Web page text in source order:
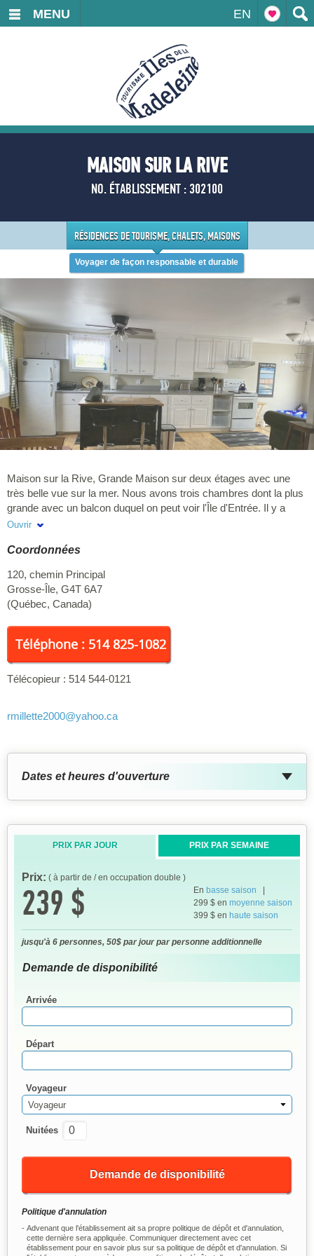
EN
MENU
MAISON SUR LA RIVE
NO. ÉTABLISSEMENT : 302100
RÉSIDENCES DE TOURISME, CHALETS, MAISONS
Voyager de façon responsable et durable
Maison sur la Rive, Grande Maison sur deux étages avec une
très belle vue sur la mer. Nous avons trois chambres dont la plus
grande avec un balcon duquel on peut voir l'Île d'Entrée. Il y a
aussi 2 patios desquels on voit l'Île Brion au nord. Vous pourrez y
plus proche est celle de la Dune-du-Nord située à proximité
Une autre superbe plage est la Grande-Échouerie à Old-Harry
environ 10 minutes en voiture. Nous avons aussi accès à l'eau au
bout du terrain. Les animaux ne sont pas acceptés.
Ouvrir
Coordonnées
120, chemin Principal
Grosse-Île, G4T 6A7
(Québec, Canada)
Téléphone : 514 825-1082
Télécopieur : 514 544-0121
rmillette2000@yahoo.ca
Dates et heures d'ouverture
PRIX PAR JOUR PRIX PAR SEMAINE
Prix: ( à partir de / en occupation double )
239 $ En basse saison |
299 $ en moyenne saison
399 $ en haute saison
jusqu'à 6 personnes, 50$ par jour par personne additionnelle
Demande de disponibilité
Arrivée
Départ
Voyageur
Voyageur
Nuitées
Demande de disponibilité
Politique d'annulation
Advenant que l'établissement ait sa propre politique de dépôt et d'annulation,
cette dernière sera appliquée. Communiquer directement avec cet
établissement pour en savoir plus sur sa politique de dépôt et d'annulation. Si